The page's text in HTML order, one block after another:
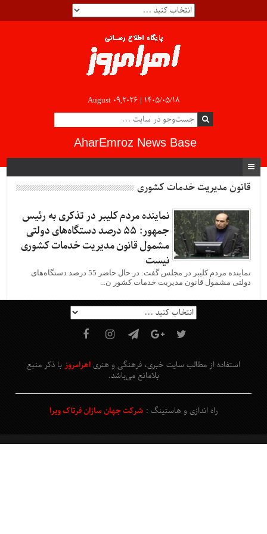
August 09,2026 | ۱۴۰۵/۰۵/۱۸
AharEmroz News Base
قانون مدیریت خدمات کشوری
نماینده مردم کلیبر در تذکری به رئیس
جمهور: 55 درصد دستگاه‌های دولتی
مشمول قانون مدیریت خدمات کشوری
نیست
نماینده مردم کلیبر در مجلس گفت: در حال حاضر 55 درصد دستگاه‌های
دولتی مشمول قانون مدیریت خدمات کشور ن...
استفاده از مطالب سایت خبری، فرهنگی و هنری اهرامروز با ذکر منبع
بلامانع می‌باشد.
راه اندازی و هاستینگ :شرکت جهان سازان فرتاک ویرا